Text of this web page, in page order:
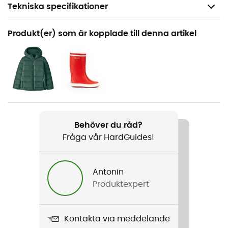
Tekniska specifikationer
Rekommenderad för
Vandring / Alpin Skidåkning / Vandring / Den dagliga
Kön
Barn
Vikt
Boys' LW Synch Snap-T P/O
Kapuschong
Produkt(er) som är kopplade till denna artikel
Behöver du råd?
Fråga vår HardGuides!
Antonin
Produktexpert
Kontakta via meddelande